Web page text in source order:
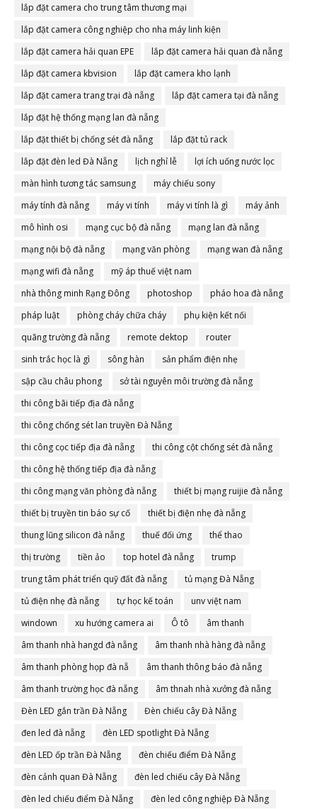
lắp đặt camera cho trung tâm thương mại
lắp đặt camera công nghiệp cho nha máy linh kiện
lắp đặt camera hải quan EPE
lắp đặt camera hải quan đà nẵng
lắp đặt camera kbvision
lắp đặt camera kho lạnh
lắp đặt camera trang trại đà nẵng
lắp đặt camera tại đà nẵng
lắp đặt hệ thống mạng lan đà nẵng
lắp đặt thiết bị chống sét đà nẵng
lắp đặt tủ rack
lắp đặt đèn led Đà Nẵng
lịch nghỉ lễ
lợi ích uống nước lọc
màn hình tương tác samsung
máy chiếu sony
máy tính đà nẵng
máy vi tính máy vi tính là gì
máy ảnh
mô hình osi
mạng cục bộ đà nẵng
mạng lan đà nẵng
mạng nội bộ đà nẵng
mạng văn phòng
mạng wan đà nẵng
mạng wifi đà nẵng
mỹ áp thuế việt nam
nhà thông minh Rạng Đông
photoshop
pháo hoa đà nẵng
pháp luật
phòng cháy chữa cháy
phụ kiện kết nối
quãng trường đà nẵng
remote dektop
router
sinh trắc học là gì
sông hàn
sản phẩm điện nhẹ
sập cầu châu phong
sở tài nguyên môi trường đà nẵng
thi công bãi tiếp địa đà nẵng
thi công chống sét lan truyền Đà Nẵng
thi công cọc tiếp địa đà nẵng
thi công cột chống sét đà nẵng
thi công hệ thống tiếp địa đà nẵng
thi công mạng văn phòng đà nẵng
thiết bị mạng ruijie đà nẵng
thiết bị truyền tin báo sự cố
thiết bị điện nhẹ đà nẵng
thung lũng silicon đà nẵng
thuế đối ứng
thể thao
thị trường
tiền ảo top hotel đà nẵng
trump
trung tâm phát triển quỹ đất đà nẵng
tủ mạng Đà Nẵng
tủ điện nhẹ đà nẵng
tự học kế toán
unv việt nam
windown
xu hướng camera ai Ô tô
âm thanh
âm thanh nhà hangd đà nẵng
âm thanh nhà hàng đà nẵng
âm thanh phòng họp đà nẵ
âm thanh thông báo đà nẵng
âm thanh trường học đà nẵng
âm thnah nhà xưởng đà nẵng
Đèn LED gắn trần Đà Nẵng
Đèn chiếu cây Đà Nẵng
đen led đà nẵng
đèn LED spotlight Đà Nẵng
đèn LED ốp trần Đà Nẵng
đèn chiếu điểm Đà Nẵng
đèn cảnh quan Đà Nẵng
đèn led chiếu cây Đà Nẵng
đèn led chiếu điểm Đà Nẵng
đèn led công nghiệp Đà Nẵng